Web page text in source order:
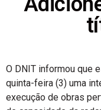
O DNIT informou que
quinta-feira (3) uma
execução de obras